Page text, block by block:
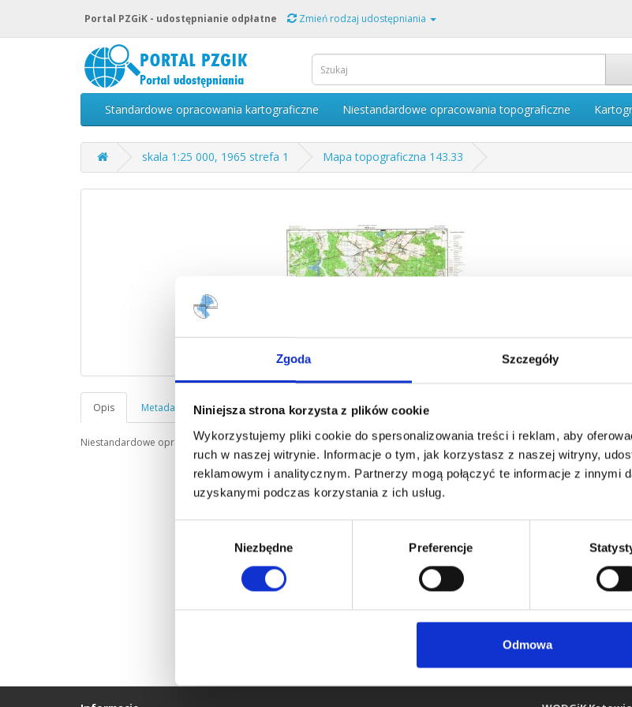
Zgoda Szczegóły
Niniejsza strona korzysta z plików cookie
Wykorzystujemy pliki cookie do spersonalizowania treści i reklam, aby
ruch w naszej witrynie. Informacje o tym, jak korzystasz z naszej witryny,
reklamowym i analitycznym. Partnerzy mogą połączyć te informacje z innymi
uzyskanymi podczas korzystania z ich usług.
Niezbędne Preferencje
Odmowa
Portal PZGiK - udostępnianie odpłatne Zmień rodzaj udostępniania
Standardowe opracowania kartograficzne Niestandardowe opracowania topograficzne
skala 1:25 000, 1965 strefa 1 Mapa topograficzna 143.33
Opis Metadane
Niestandardowe opracowanie topograficzne w skali 1:25000 i układzie współrzędnych 1965 strefa 1.